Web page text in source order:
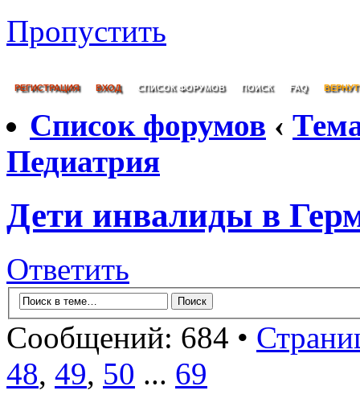
Пропустить
РЕГИСТРАЦИЯ ВХОД СПИСОК ФОРУМОВ ПОИСК FAQ
Список форумов ‹
Педиатрия
Дети инвалиды в
Ответить
Сообщений: 684 •
48, 49, 50 ... 69